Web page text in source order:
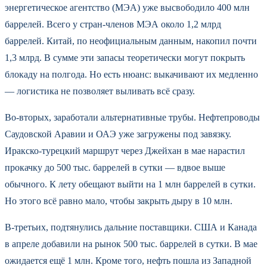
энергетическое агентство (МЭА) уже высвободило 400 млн
баррелей. Всего у стран-членов МЭА около 1,2 млрд
баррелей. Китай, по неофициальным данным, накопил почти
1,3 млрд. В сумме эти запасы теоретически могут покрыть
блокаду на полгода. Но есть нюанс: выкачивают их медленно
— логистика не позволяет выливать всё сразу.
Во-вторых, заработали альтернативные трубы. Нефтепроводы
Саудовской Аравии и ОАЭ уже загружены под завязку.
Иракско-турецкий маршрут через Джейхан в мае нарастил
прокачку до 500 тыс. баррелей в сутки — вдвое выше
обычного. К лету обещают выйти на 1 млн баррелей в сутки.
Но этого всё равно мало, чтобы закрыть дыру в 10 млн.
В-третьих, подтянулись дальние поставщики. США и Канада
в апреле добавили на рынок 500 тыс. баррелей в сутки. В мае
ожидается ещё 1 млн. Кроме того, нефть пошла из Западной